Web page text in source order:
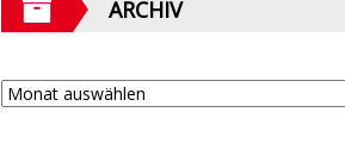
ARCHIV